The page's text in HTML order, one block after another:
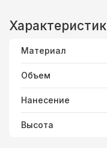
Материал
Объем
Нанесение
Высота